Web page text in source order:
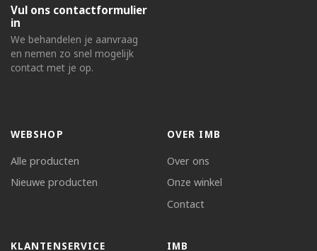
Vul ons contactformulier
in
We behandelen je aanvraag
en nemen zo snel mogelijk
contact met je op.
WEBSHOP
Alle producten
Nieuwe producten
OVER IMB
Over ons
Onze winkel
Contact
KLANTENSERVICE IMB